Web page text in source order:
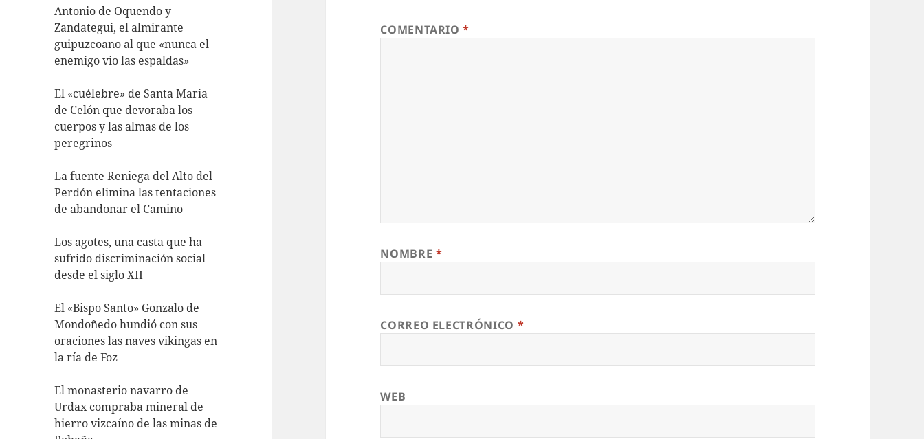
Antonio de Oquendo y
Zandategui, el almirante
guipuzcoano al que «nunca el
enemigo vio las espaldas»
El «cuélebre» de Santa Maria
de Celón que devoraba los
cuerpos y las almas de los
peregrinos
La fuente Reniega del Alto del
Perdón elimina las tentaciones
de abandonar el Camino
Los agotes, una casta que ha
sufrido discriminación social
desde el siglo XII
El «Bispo Santo» Gonzalo de
Mondoñedo hundió con sus
oraciones las naves vikingas en
la ría de Foz
El monasterio navarro de
Urdax compraba mineral de
hierro vizcaíno de las minas de
COMENTARIO*
NOMBRE *
CORREO ELECTRÓNICO *
WEB